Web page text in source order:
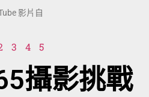
影片自
3 4 5
攝影挑戰